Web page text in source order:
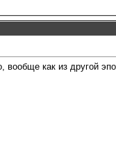
вообще как из другой